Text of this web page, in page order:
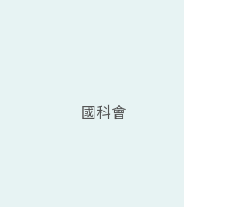
國科會